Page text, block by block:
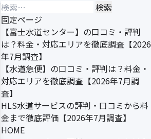
検
索:
固定ページ
【富士水道センター】の口コミ・評判
は？料金・対応エリアを徹底調査【2026
年7月調査】
【水道急便】の口コミ・評判は？料金・
対応エリアを徹底調査【2026年7月調
査】
HLS水道サービスの評判・口コミから料
金まで徹底評価【2026年7月調査】
HOME